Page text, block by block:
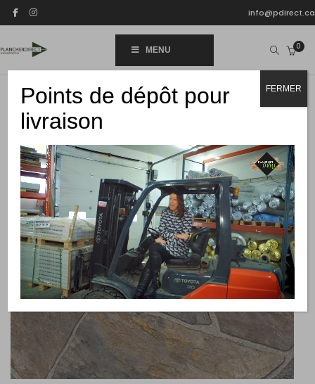
info@pdirect.ca
MENU 0
Points de dépôt pour
livraison
FERMER